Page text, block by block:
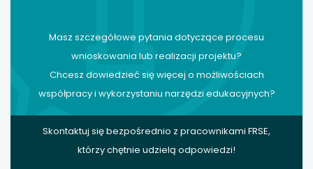
Masz szczegółowe pytania dotyczące procesu
wnioskowania lub realizacji projektu?
Chcesz dowiedzieć się więcej o możliwościach
współpracy i wykorzystaniu narzędzi edukacyjnych?
Skontaktuj się bezpośrednio z pracownikami FRSE,
którzy chętnie udzielą odpowiedzi!